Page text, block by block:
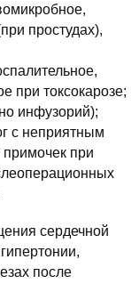
простудах),
при токсокарозе;
инфузорий);
с неприятным
при
сердечной
после